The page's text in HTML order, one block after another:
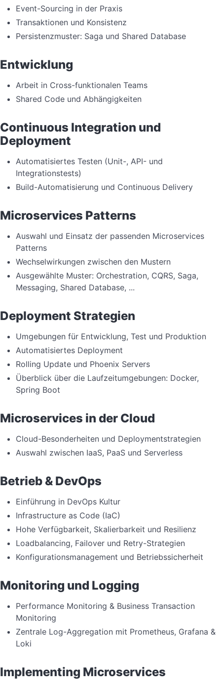
Event-Sourcing in der Praxis
Transaktionen und Konsistenz
Persistenzmuster: Saga und Shared Database
Entwicklung
Arbeit in Cross-funktionalen Teams
Shared Code und Abhängigkeiten
Continuous Integration und
Deployment
Automatisiertes Testen (Unit-, API- und
Integrationstests)
Build-Automatisierung und Continuous Delivery
Microservices Patterns
Auswahl und Einsatz der passenden Microservices
Patterns
Wechselwirkungen zwischen den Mustern
Ausgewählte Muster: Orchestration, CQRS, Saga,
Messaging, Shared Database, ...
Deployment Strategien
Umgebungen für Entwicklung, Test und Produktion
Automatisiertes Deployment
Rolling Update und Phoenix Servers
Überblick über die Laufzeitumgebungen: Docker,
Spring Boot
Microservices in der Cloud
Cloud-Besonderheiten und Deploymentstrategien
Auswahl zwischen IaaS, PaaS und Serverless
Betrieb & DevOps
Einführung in DevOps Kultur
Infrastructure as Code (IaC)
Hohe Verfügbarkeit, Skalierbarkeit und Resilienz
Loadbalancing, Failover und Retry-Strategien
Konfigurationsmanagement und Betriebssicherheit
Monitoring und Logging
Performance Monitoring & Business Transaction
Monitoring
Zentrale Log-Aggregation mit Prometheus, Grafana &
Loki
Implementing Microservices